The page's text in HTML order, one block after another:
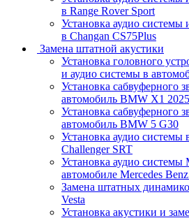
в Range Rover Sport
Установка аудио
в Changan CS75Plus
Замена штатной акустики
Установка головного
и аудио системы в
Установка сабвуферного
автомобиль BMW X1 2025
Установка сабвуферного
автомобиль BMW 5 G30
Установка аудио системы
Challenger SRT
Установка аудио
автомобиле Mercedes
Замена штатных
Vesta
Установка акустики и